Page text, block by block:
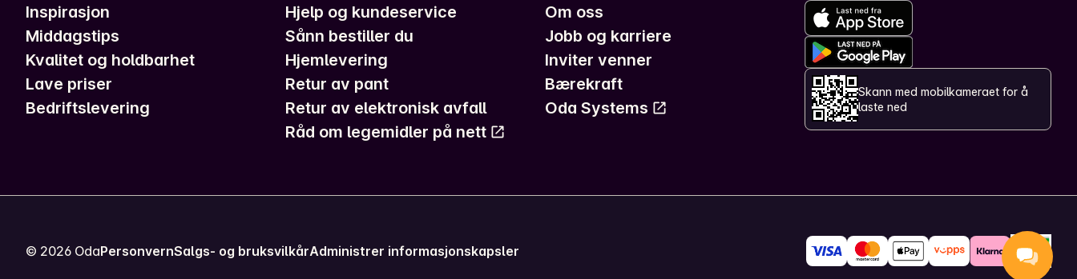
Inspirasjon
Middagstips
Kvalitet og holdbarhet
Lave priser
Bedriftslevering
Hjelp og kundeservice
Sånn bestiller du
Hjemlevering
Retur av pant
Retur av elektronisk avfall
Råd om legemidler på nett
Om oss
Jobb og karriere
Inviter venner
Bærekraft
Oda Systems
Skann med mobilkameraet for å
laste ned
© 2026 OdaPersonvernSalgs- og bruksvilkårAdministrer informasjonskapsler